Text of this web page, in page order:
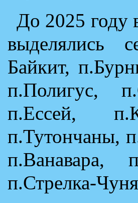
До 2025 году
выделялись
Байкит,
п.Полигус,
п.Ессей,
п.Тутончаны,
п.Ванавара,
п.Стрелка-